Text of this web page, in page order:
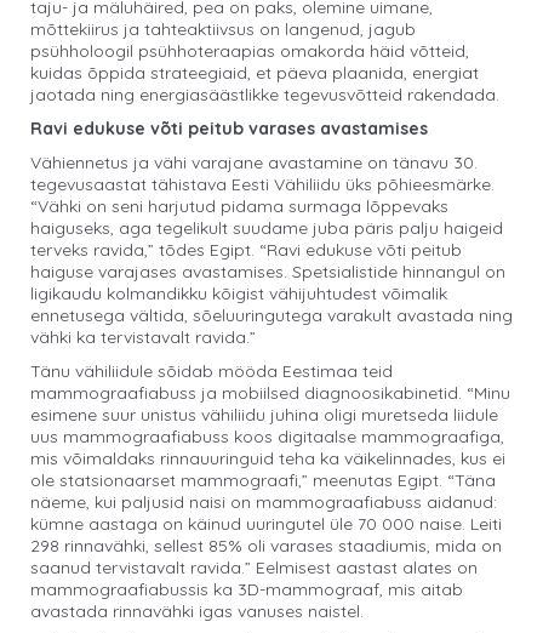
taju- ja mäluhäired, pea on paks, olemine uimane,
mõttekiirus ja tahteaktiivsus on langenud, jagub
psühholoogil psühhoteraapias omakorda häid võtteid,
kuidas õppida strateegiaid, et päeva plaanida, energiat
jaotada ning energiasäästlikke tegevusvõtteid rakendada.
Ravi edukuse võti peitub varases avastamises
Vähiennetus ja vähi varajane avastamine on tänavu 30.
tegevusaastat tähistava Eesti Vähiliidu üks põhieesmärke.
“Vähki on seni harjutud pidama surmaga lõppevaks
haiguseks, aga tegelikult suudame juba päris palju haigeid
terveks ravida,” tõdes Egipt. “Ravi edukuse võti peitub
haiguse varajases avastamises. Spetsialistide hinnangul on
ligikaudu kolmandikku kõigist vähijuhtudest võimalik
ennetusega vältida, sõeluuringutega varakult avastada ning
vähki ka tervistavalt ravida.”
Tänu vähiliidule sõidab mööda Eestimaa teid
mammograafiabuss ja mobiilsed diagnoosikabinetid. “Minu
esimene suur unistus vähiliidu juhina oligi muretseda liidule
uus mammograafiabuss koos digitaalse mammograafiga,
mis võimaldaks rinnauuringuid teha ka väikelinnades, kus ei
ole statsionaarset mammograafi,” meenutas Egipt. “Täna
näeme, kui paljusid naisi on mammograafiabuss aidanud:
kümne aastaga on käinud uuringutel üle 70 000 naise. Leiti
298 rinnavähki, sellest 85% oli varases staadiumis, mida on
saanud tervistavalt ravida.” Eelmisest aastast alates on
mammograafiabussis ka 3D-mammograaf, mis aitab
avastada rinnavähki igas vanuses naistel.